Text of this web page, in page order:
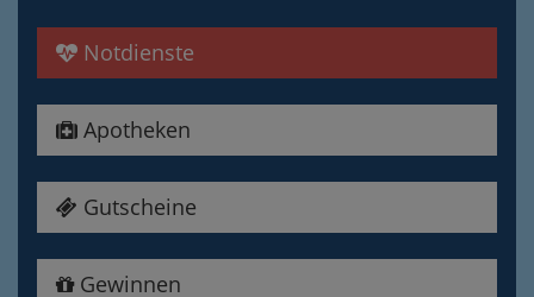
Notdienste
Apotheken
Gutscheine
Gewinnen